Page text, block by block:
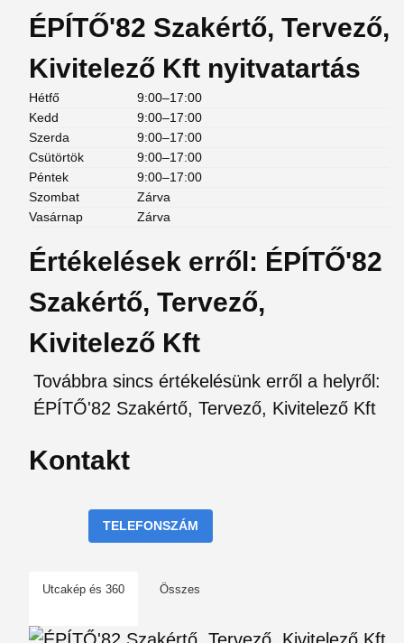
ÉPÍTŐ'82 Szakértő, Tervező,
Kivitelező Kft nyitvatartás
Hétfő
9:00–17:00
Kedd
9:00–17:00
Szerda
9:00–17:00
Csütörtök
9:00–17:00
Péntek
9:00–17:00
Szombat
Zárva
Vasárnap
Zárva
Értékelések erről: ÉPÍTŐ'82
Szakértő, Tervező,
Kivitelező Kft
Továbbra sincs értékelésünk erről a helyről:
ÉPÍTŐ'82 Szakértő, Tervező, Kivitelező Kft
Kontakt
TELEFONSZÁM
Utcakép és 360 Összes